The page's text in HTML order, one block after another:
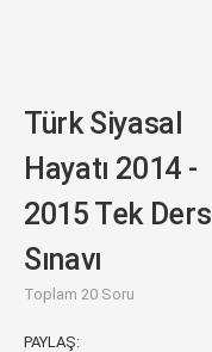
Türk Siyasal
Hayatı 2014 -
2015 Tek Ders
Sınavı
Toplam 20 Soru
PAYLAŞ: